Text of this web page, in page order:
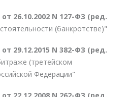
26.10.2002 N 127-ФЗ (ред.
(банкротстве)"
29.12.2015 N 382-ФЗ (ред.
(третейском
Федерации"